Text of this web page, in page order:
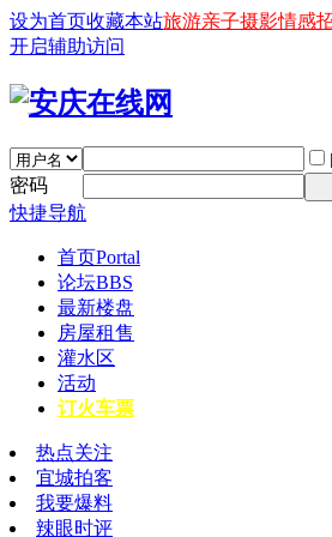
设为首页收藏本站旅游亲子摄影情感
开启辅助访问
密码
快捷导航
首页Portal
论坛BBS
最新楼盘
房屋租售
灌水区
活动
订火车票
热点关注
宜城拍客
我要爆料
辣眼时评